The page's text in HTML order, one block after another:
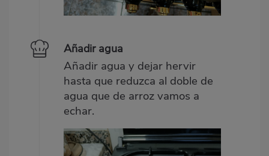
Añadir agua
Añadir agua y dejar hervir
hasta que reduzca al doble de
agua que de arroz vamos a
echar.